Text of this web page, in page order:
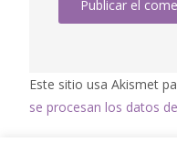
Este sitio usa Akismet
se procesan los datos